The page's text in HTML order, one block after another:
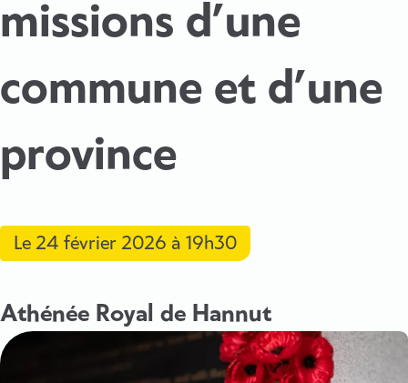
missions d’une
commune et d’une
province
Le 24 février 2026 à 19h30
Athénée Royal de Hannut